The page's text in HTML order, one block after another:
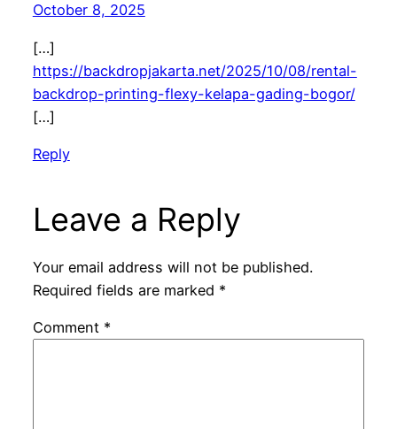
October 8, 2025
[…]
https://backdropjakarta.net/2025/10/08/rental-
backdrop-printing-flexy-kelapa-gading-bogor/
[…]
Reply
Leave a Reply
Your email address will not be published.
Required fields are marked *
Comment *